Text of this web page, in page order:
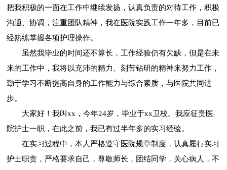
把我积极的一面在工作中继续发扬，认真负责的对待工作，积极
沟通、协调，注重团队精神，我在医院实践工作一年多，目前已
经熟练掌握各项护理操作。
虽然我毕业的时间还不算长，工作经验仍有欠缺，但是在未
来的工作中，我将以充沛的精力、刻苦钻研的精神来努力工作，
勤于学习不断提高自身的工作能力与综合素质，与医院共同进
步。
大家好！我叫xx，今年24岁，毕业于xx卫校。我应征贵医
院护士一职，在此之前，我已有过半年多的实习经验。
在实习过程中，本人严格遵守医院规章制度，认真履行实习
护士职责，严格要求自己，尊敬师长，团结同学，关心病人，不